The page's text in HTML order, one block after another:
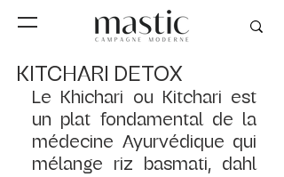
KITCHARI DETOX
Le Khichari ou Kitchari est
un plat fondamental de la
médecine Ayurvédique qui
mélange riz basmati, dahl